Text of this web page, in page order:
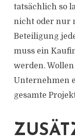
tatsächlich so
nicht oder nur
Beteiligung
muss ein
werden.
Unternehmen
gesamte